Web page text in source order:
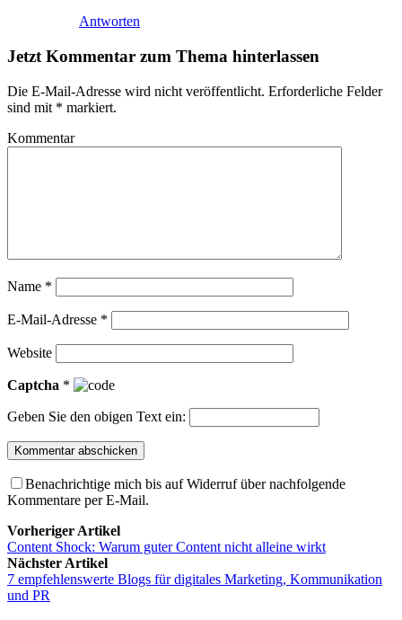
Antworten
Jetzt Kommentar zum Thema hinterlassen
Die E-Mail-Adresse wird nicht veröffentlicht. Erforderliche Felder
sind mit * markiert.
Kommentar
Name *
E-Mail-Adresse *
Website
Captcha *
Geben Sie den obigen Text ein:
Benachrichtige mich bis auf Widerruf über nachfolgende
Kommentare per E-Mail.
Vorheriger Artikel
Content Shock: Warum guter Content nicht alleine wirkt
Nächster Artikel
7 empfehlenswerte Blogs für digitales Marketing, Kommunikation
und PR